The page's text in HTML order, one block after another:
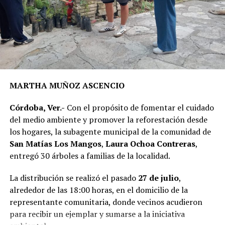
La rehabilitación consistió en la colocación de carpeta
asfáltica en caliente sobre una superficie de 2 mil 200
metros cuadrados de la calle Puebla, en el tramo
comprendido entre el camino a Sabana Larga y San
Rafael Calería. Los trabajos fueron financiados con
recursos del Fondo de Aportaciones para el
Comité de Obra,Antonio Herrera Llanos, recordó que
la pavimentación había sido solicitada desde hace varios
años por los habitantes de La Luz Palotal, por lo que
consideró que su ejecución mejorará las condiciones de
movilidad y seguridad para quienes diariamente utilizan
A la inauguración asistieron integrantes del Cabildo,
funcionarios municipales, representantes del comité de
obra y habitantes de la comunidad, quienes recorrieron
MARTHA MUÑOZ ASCENCIO
Córdoba, Ver.- Con el propósito de fomentar el cuidado
del medio ambiente y promover la reforestación desde
los hogares, la subagente municipal de la comunidad de
San Matías Los Mangos, Laura Ochoa Contreras,
entregó 30 árboles a familias de la localidad.
La distribución se realizó el pasado 27 de julio,
alrededor de las 18:00 horas, en el domicilio de la
representante comunitaria, donde vecinos acudieron
para recibir un ejemplar y sumarse a la iniciativa